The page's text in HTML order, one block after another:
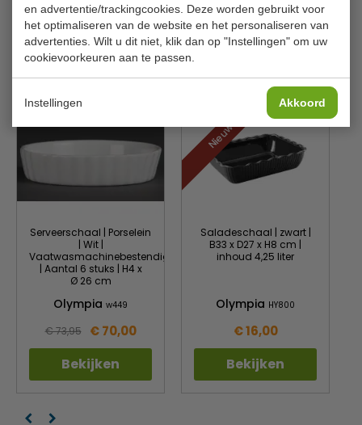
en advertentie/trackingcookies. Deze worden gebruikt voor
het optimaliseren van de website en het personaliseren van
advertenties. Wilt u dit niet, klik dan op "Instellingen" om uw
cookievoorkeuren aan te passen.
Instellingen Akkoord
Gewicht
6 Kilo
Is dit iets voor jou?
Serveerschaal | Porselein
| Wit |
Vaatwasmachinebestendig
| Aantal 6 stuks | H4 x
Ø 26 cm
Olympia w449
€ 73,95 € 70,00
Bekijken
Nieuw!
Saladeschaal | zwart |
B33 x D27 x H8 cm |
inhoud 4,25 liter
Olympia HY800
€ 16,00
Bekijken